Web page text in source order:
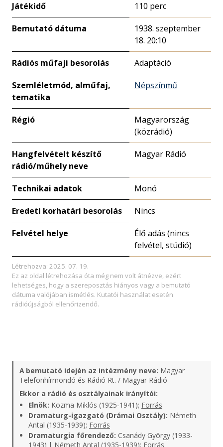
Játékidő 110 perc
Bemutató dátuma
1938. szeptember
18. 20:10
Rádiós műfaji besorolás Adaptáció
Szemléletmód, alműfaj,
tematika
Népszínmű
Régió
Magyarország
(közrádió)
Hangfelvételt készítő
rádió/műhely neve
Magyar Rádió
Technikai adatok Monó
Eredeti korhatári besorolás Nincs
Felvétel helye
Élő adás (nincs
felvétel, stúdió)
Létrehozva: 2025. 07. 19.
Ez az oldal létrehozása óta még nem volt átnézve, ezért
lehetséges, hogy a szereposztás hiányos vagy a bemutató
dátuma valójában ismétlés. Kutatói használat esetén
rádióújságból ellenőrizendő.
A bemutató idején az intézmény neve: Magyar
Telefonhírmondó és Rádió Rt. / Magyar Rádió
Ekkor a rádió és osztályainak irányítói:
Elnök: Kozma Miklós (1925-1941); Forrás
Dramaturg-igazgató (Drámai Osztály): Németh
Antal (1935-1939); Forrás
Dramaturgia főrendező: Csanády György (1933-
1943) | Németh Antal (1935-1939); Forrás